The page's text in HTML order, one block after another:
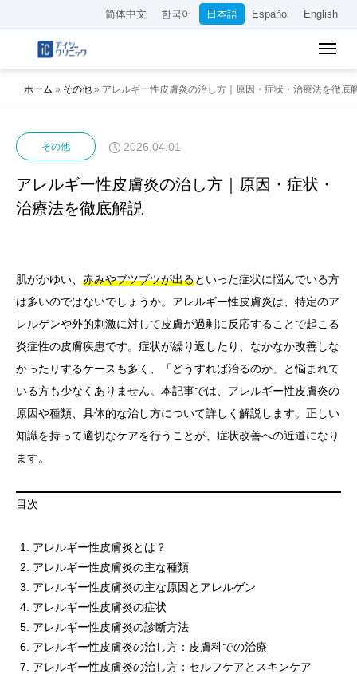
简体中文 한국어 日本語 Español English
ホーム » その他 » アレルギー性皮膚炎の治し方｜原因・症状・治療法を徹底
その他 2026.04.01
アレルギー性皮膚炎の治し方｜原因・症状・
治療法を徹底解説
肌がかゆい、 赤みやブツブツが出るといった症状に悩んでいる方
は多いのではないでしょうか。アレルギー性皮膚炎は、特定のア
レルゲンや外的刺激に対して皮膚が過剰に反応することで起こる
炎症性の皮膚疾患です。症状が繰り返したり、なかなか改善しな
かったりするケースも多く、「どうすれば治るのか」と悩まれて
いる方も少なくありません。本記事では、アレルギー性皮膚炎の
原因や種類、具体的な治し方について詳しく解説します。正しい
知識を持って適切なケアを行うことが、症状改善への近道になり
ます。
目次
アレルギー性皮膚炎とは？
アレルギー性皮膚炎の主な種類
アレルギー性皮膚炎の主な原因とアレルゲン
アレルギー性皮膚炎の症状
アレルギー性皮膚炎の診断方法
アレルギー性皮膚炎の治し方：皮膚科での治療
アレルギー性皮膚炎の治し方：セルフケアとスキンケア